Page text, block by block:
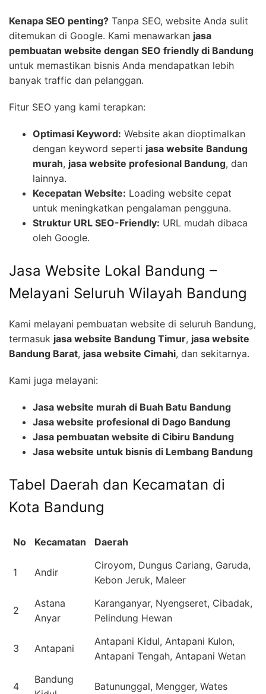
Kenapa SEO penting? Tanpa SEO, website Anda sulit
ditemukan di Google. Kami menawarkan jasa
pembuatan website dengan SEO friendly di Bandung
untuk memastikan bisnis Anda mendapatkan lebih
banyak traffic dan pelanggan.
Fitur SEO yang kami terapkan:
Optimasi Keyword: Website akan dioptimalkan
dengan keyword seperti jasa website Bandung
murah, jasa website profesional Bandung, dan
lainnya.
Kecepatan Website: Loading website cepat
untuk meningkatkan pengalaman pengguna.
Struktur URL SEO-Friendly: URL mudah dibaca
oleh Google.
Jasa Website Lokal Bandung –
Melayani Seluruh Wilayah Bandung
Kami melayani pembuatan website di seluruh Bandung,
termasuk jasa website Bandung Timur, jasa website
Bandung Barat, jasa website Cimahi, dan sekitarnya.
Kami juga melayani:
Jasa website murah di Buah Batu Bandung
Jasa website profesional di Dago Bandung
Jasa pembuatan website di Cibiru Bandung
Jasa website untuk bisnis di Lembang Bandung
Tabel Daerah dan Kecamatan di
Kota Bandung
No Kecamatan Daerah
1 Andir
Ciroyom, Dungus Cariang, Garuda,
Kebon Jeruk, Maleer
2
Astana
Anyar
Karanganyar, Nyengseret, Cibadak,
Pelindung Hewan
3 Antapani
Antapani Kidul, Antapani Kulon,
Antapani Tengah, Antapani Wetan
4
Bandung
Batununggal, Mengger, Wates